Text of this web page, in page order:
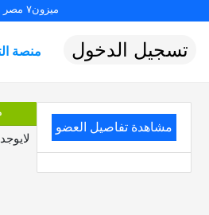
ميزون٧ مصر
منصة تسجيل الدخول
مشاهدة تفاصيل العضو